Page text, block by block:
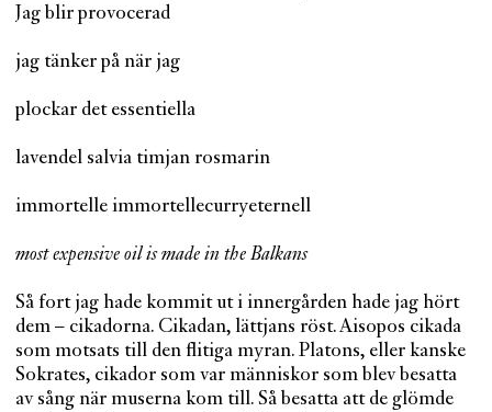
Jag blir provocerad
jag tänker på när jag
plockar det essentiella
lavendel salvia timjan rosmarin
immortelle immortellecurryeternell
most expensive oil is made in the Balkans
Så fort jag hade kommit ut i innergården hade jag hört
dem – cikadorna. Cikadan, lättjans röst. Aisopos cikada
som motsats till den flitiga myran. Platons, eller kanske
Sokrates, cikador som var människor som blev besatta
av sång när muserna kom till. Så besatta att de glömde